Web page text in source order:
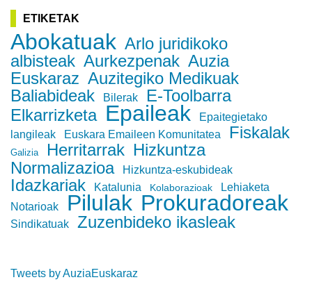
ETIKETAK
Abokatuak Arlo juridikoko
albisteak Aurkezpenak Auzia
Euskaraz Auzitegiko Medikuak
Baliabideak
Bilerak
E-Toolbarra
Elkarrizketa Epaileak
Epaitegietako
langileak
Euskara Emaileen Komunitatea Fiskalak
Galizia Herritarrak Hizkuntza
Normalizazioa
Hizkuntza-eskubideak
Idazkariak Katalunia Kolaborazioak
Lehiaketa
Notarioak
Pilulak Prokuradoreak
Sindikatuak Zuzenbideko ikasleak
Tweets by AuziaEuskaraz